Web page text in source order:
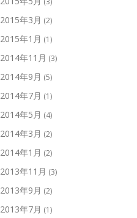
2015年3月 (2)
2015年1月 (1)
2014年11月 (3)
2014年9月 (5)
2014年7月 (1)
2014年5月 (4)
2014年3月 (2)
2014年1月 (2)
2013年11月 (3)
2013年9月 (2)
2013年7月 (1)